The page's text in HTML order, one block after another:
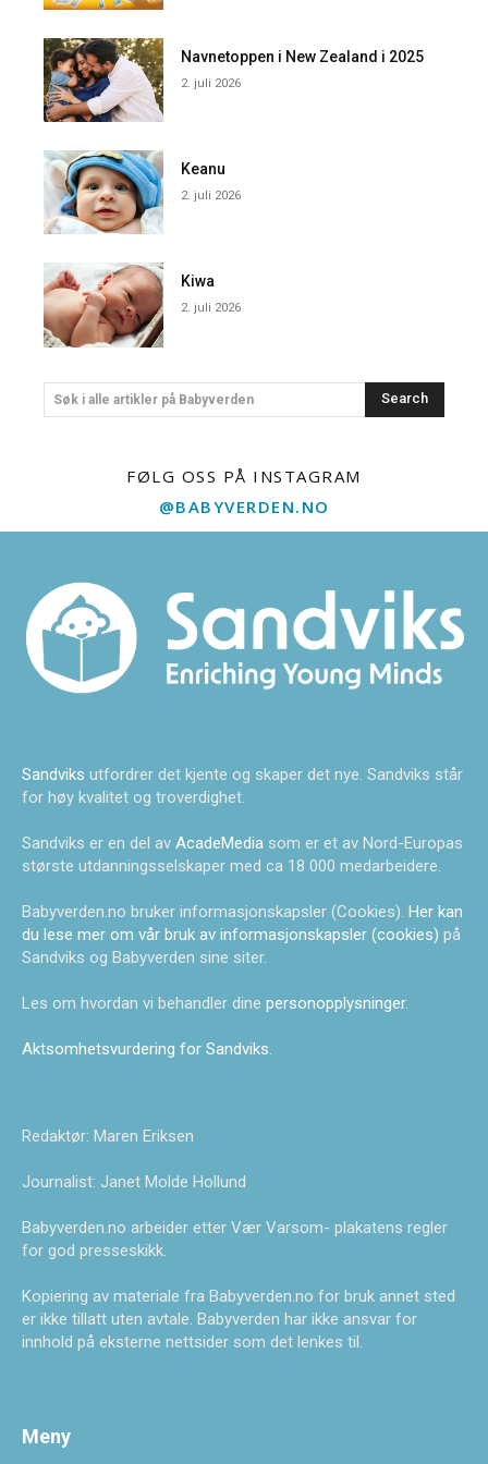
Navnetoppen i New Zealand i 2025
2. juli 2026
Keanu
2. juli 2026
Kiwa
2. juli 2026
Søk i alle artikler på Babyverden Search
FØLG OSS PÅ INSTAGRAM
@BABYVERDEN.NO
Sandviks utfordrer det kjente og skaper det nye. Sandviks står
for høy kvalitet og troverdighet.
Sandviks er en del av AcadeMedia som er et av Nord-Europas
største utdanningsselskaper med ca 18 000 medarbeidere.
Babyverden.no bruker informasjonskapsler (Cookies). Her kan
du lese mer om vår bruk av informasjonskapsler (cookies) på
Sandviks og Babyverden sine siter.
Les om hvordan vi behandler dine personopplysninger.
Aktsomhetsvurdering for Sandviks.
Redaktør: Maren Eriksen
Journalist: Janet Molde Hollund
Babyverden.no arbeider etter Vær Varsom- plakatens regler
for god presseskikk.
Kopiering av materiale fra Babyverden.no for bruk annet sted
er ikke tillatt uten avtale. Babyverden har ikke ansvar for
innhold på eksterne nettsider som det lenkes til.
Meny